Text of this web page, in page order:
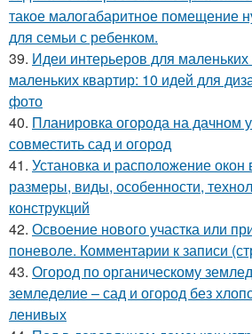
такое малогабаритное помещение
для семьи с ребенком.
39. Идеи интерьеров для
маленьких квартир: 10 идей для
фото
40. Планировка огорода на дачном
совместить сад и огород
41. Установка и расположение
размеры, виды, особенности,
конструкций
42. Освоение нового участка или
поневоле. Комментарии к записи
43. Огород по органическому
земледелие – сад и огород без
ленивых